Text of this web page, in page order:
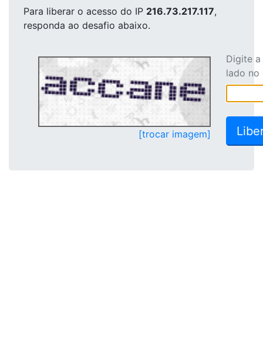
Para liberar o acesso do IP 216.73.217.117,
responda ao desafio abaixo.
[trocar imagem]
Digite
lado no